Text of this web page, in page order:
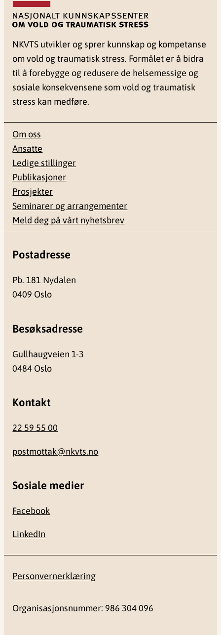
NKVTS utvikler og sprer kunnskap og kompetanse
om vold og traumatisk stress. Formålet er å bidra
til å forebygge og redusere de helsemessige og
sosiale konsekvensene som vold og traumatisk
stress kan medføre.
Om oss
Ansatte
Ledige stillinger
Publikasjoner
Prosjekter
Seminarer og arrangementer
Meld deg på vårt nyhetsbrev
Postadresse
Pb. 181 Nydalen
0409 Oslo
Besøksadresse
Gullhaugveien 1-3
0484 Oslo
Kontakt
22 59 55 00
postmottak@nkvts.no
Sosiale medier
Facebook
LinkedIn
Personvernerklæring
Organisasjonsnummer: 986 304 096